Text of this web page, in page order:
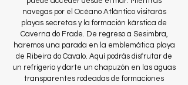
navegas por el Océano Atlántico visitarás
playas secretas y la formación kárstica de
Caverna do Frade. De regreso a Sesimbra,
haremos una parada en la emblemática playa
de Ribeira do Cavalo. Aquí podrás disfrutar de
un refrigerio y darte un chapuzón en las aguas
transparentes rodeadas de formaciones